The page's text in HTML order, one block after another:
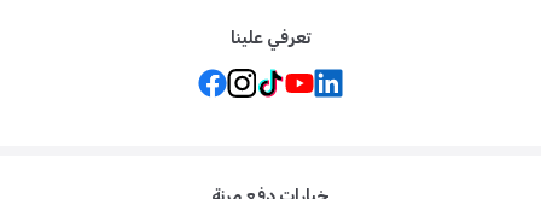
تعرفي علينا